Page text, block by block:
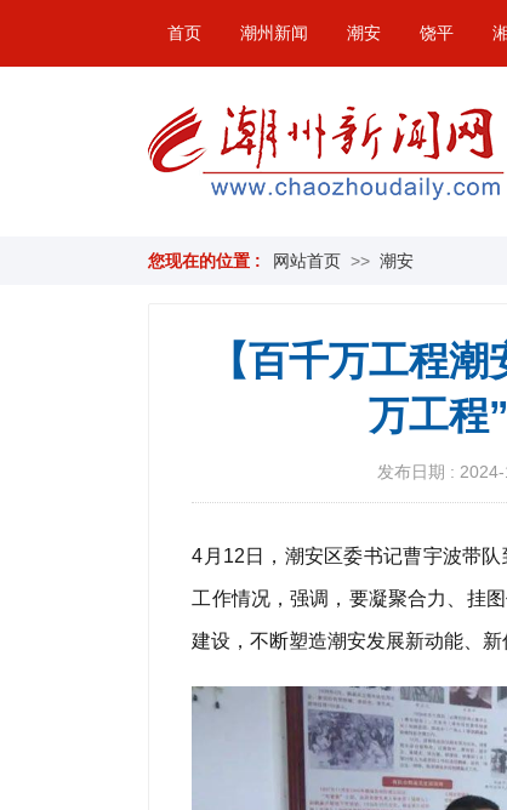
首页 潮州新闻 潮安 饶平
您现在的位置 : 网站首页 >> 潮安
【百千万工程
万工程
发布日期 :
4月12日，潮安区委书记曹宇波带
工作情况，强调，要凝聚合力、挂
建设，不断塑造潮安发展新动能、新